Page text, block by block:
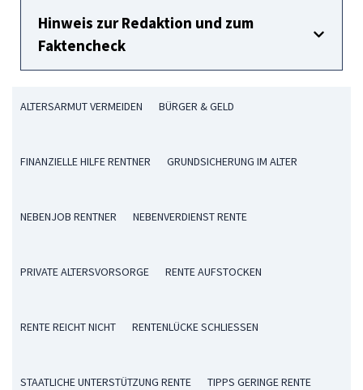
Hinweis zur Redaktion und zum
Faktencheck
ALTERSARMUT VERMEIDEN BÜRGER & GELD
FINANZIELLE HILFE RENTNER GRUNDSICHERUNG IM ALTER
NEBENJOB RENTNER NEBENVERDIENST RENTE
PRIVATE ALTERSVORSORGE RENTE AUFSTOCKEN
RENTE REICHT NICHT RENTENLÜCKE SCHLIESSEN
STAATLICHE UNTERSTÜTZUNG RENTE TIPPS GERINGE RENTE